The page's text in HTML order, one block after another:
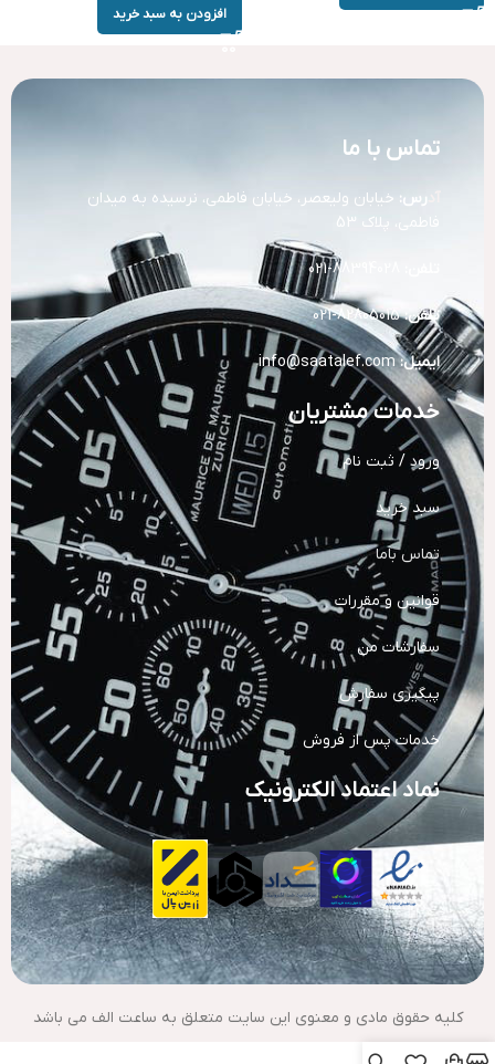
افزودن به سبد خرید
تماس با ما
رس: خیابان ولیعصر، خیابان فاطمی، نرسیده به میدان
فاطمی، پلاک 53
تلفن:82805015-021
ایمیل: info@saatalef.com
خدمات مشتریان
ورود / ثبت نام
سبد خرید
تماس باما
قوانین و مقررات
سفارشات من
پیگیری سفارش
خدمات پس از فروش
نماد اعتماد الکترونیک
کلیه حقوق مادی و معنوی این سایت متعلق به ساعت الف می باشد